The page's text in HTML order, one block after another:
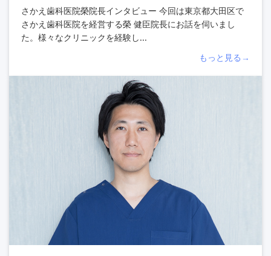
さかえ歯科医院榮院長インタビュー 今回は東京都大田区で
さかえ歯科医院を経営する榮 健臣院長にお話を伺いまし
た。様々なクリニックを経験し...
もっと見る→